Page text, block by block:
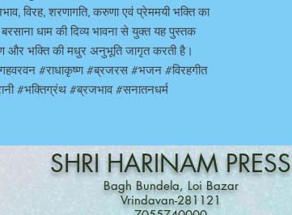
,विरह,शरणागति,करुणा एवं प्रेममयी भक्ति का
धाम की दिव्य भावना से युक्त यह पुस्तक
और भक्ति की मधुर अनुभूति जागृत करती है।
गहवरवन #राधाकृष्ण#ब्रजरस#भजन #विरहगीत
#भक्तिग्रंथ #ब्रजभाव#सनातनधर्म
SHRIHARINAM PRESS
Bagh Bundela, Loi Bazar
Vrindavan-281121